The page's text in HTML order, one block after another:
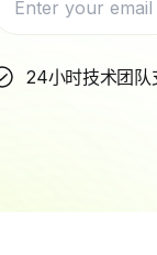
24小时技术团队